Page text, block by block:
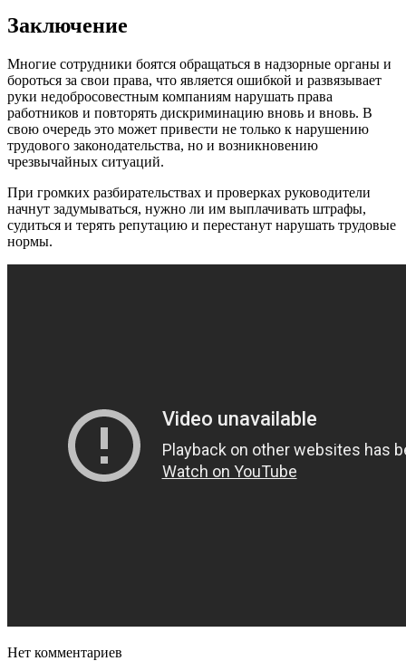
Заключение
Многие сотрудники боятся обращаться в надзорные органы и
бороться за свои права, что является ошибкой и развязывает
руки недобросовестным компаниям нарушать права
работников и повторять дискриминацию вновь и вновь. В
свою очередь это может привести не только к нарушению
трудового законодательства, но и возникновению
чрезвычайных ситуаций.
При громких разбирательствах и проверках руководители
начнут задумываться, нужно ли им выплачивать штрафы,
судиться и терять репутацию и перестанут нарушать трудовые
нормы.
Нет комментариев